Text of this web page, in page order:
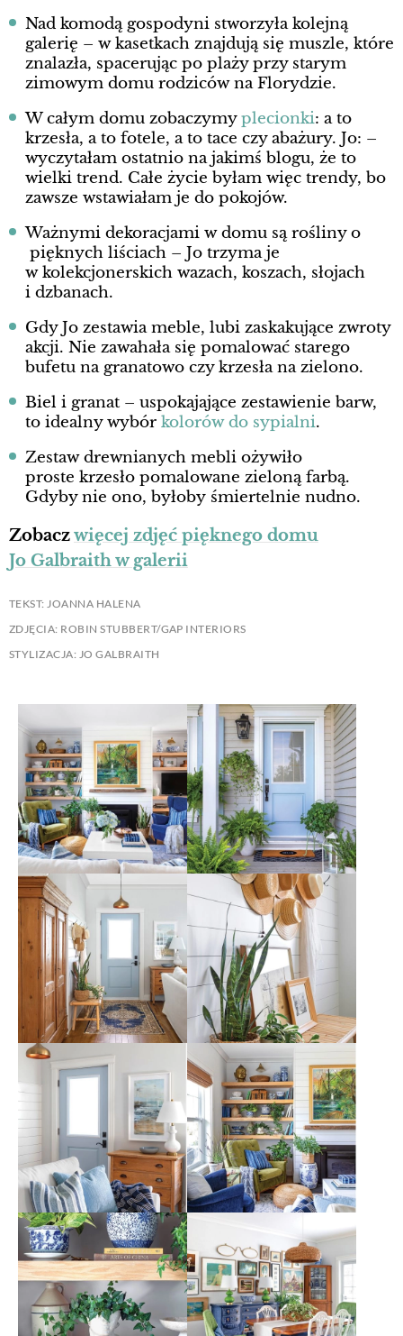
Nad komodą gospodyni stworzyła kolejną
galerię – w kasetkach znajdują się muszle, które
znalazła, spacerując po plaży przy starym
zimowym domu rodziców na Florydzie.
W całym domu zobaczymyplecionki: a to
krzesła, a to fotele, a to tace czy abażury. Jo: –
wyczytałam ostatnio na jakimś blogu, że to
wielki trend. Całe życie byłam więc trendy, bo
zawsze wstawiałam je do pokojów.
Ważnymi dekoracjami w domu są rośliny o
pięknych liściach – Jo trzyma je
w kolekcjonerskich wazach, koszach, słojach
i dzbanach.
Gdy Jo zestawia meble, lubi zaskakujące zwroty
akcji. Nie zawahała się pomalować starego
bufetu na granatowo czy krzesła na zielono.
Biel i granat – uspokajające zestawienie barw,
to idealny wybór kolorów do sypialni.
Zestaw drewnianych mebli ożywiło
proste krzesło pomalowane zieloną farbą.
Gdyby nie ono, byłoby śmiertelnie nudno.
Zobaczwięcej zdjęć pięknego domu
Jo Galbraith w galerii
TEKST: JOANNA HALENA
ZDJĘCIA: ROBIN STUBBERT/GAP INTERIORS
STYLIZACJA: JO GALBRAITH